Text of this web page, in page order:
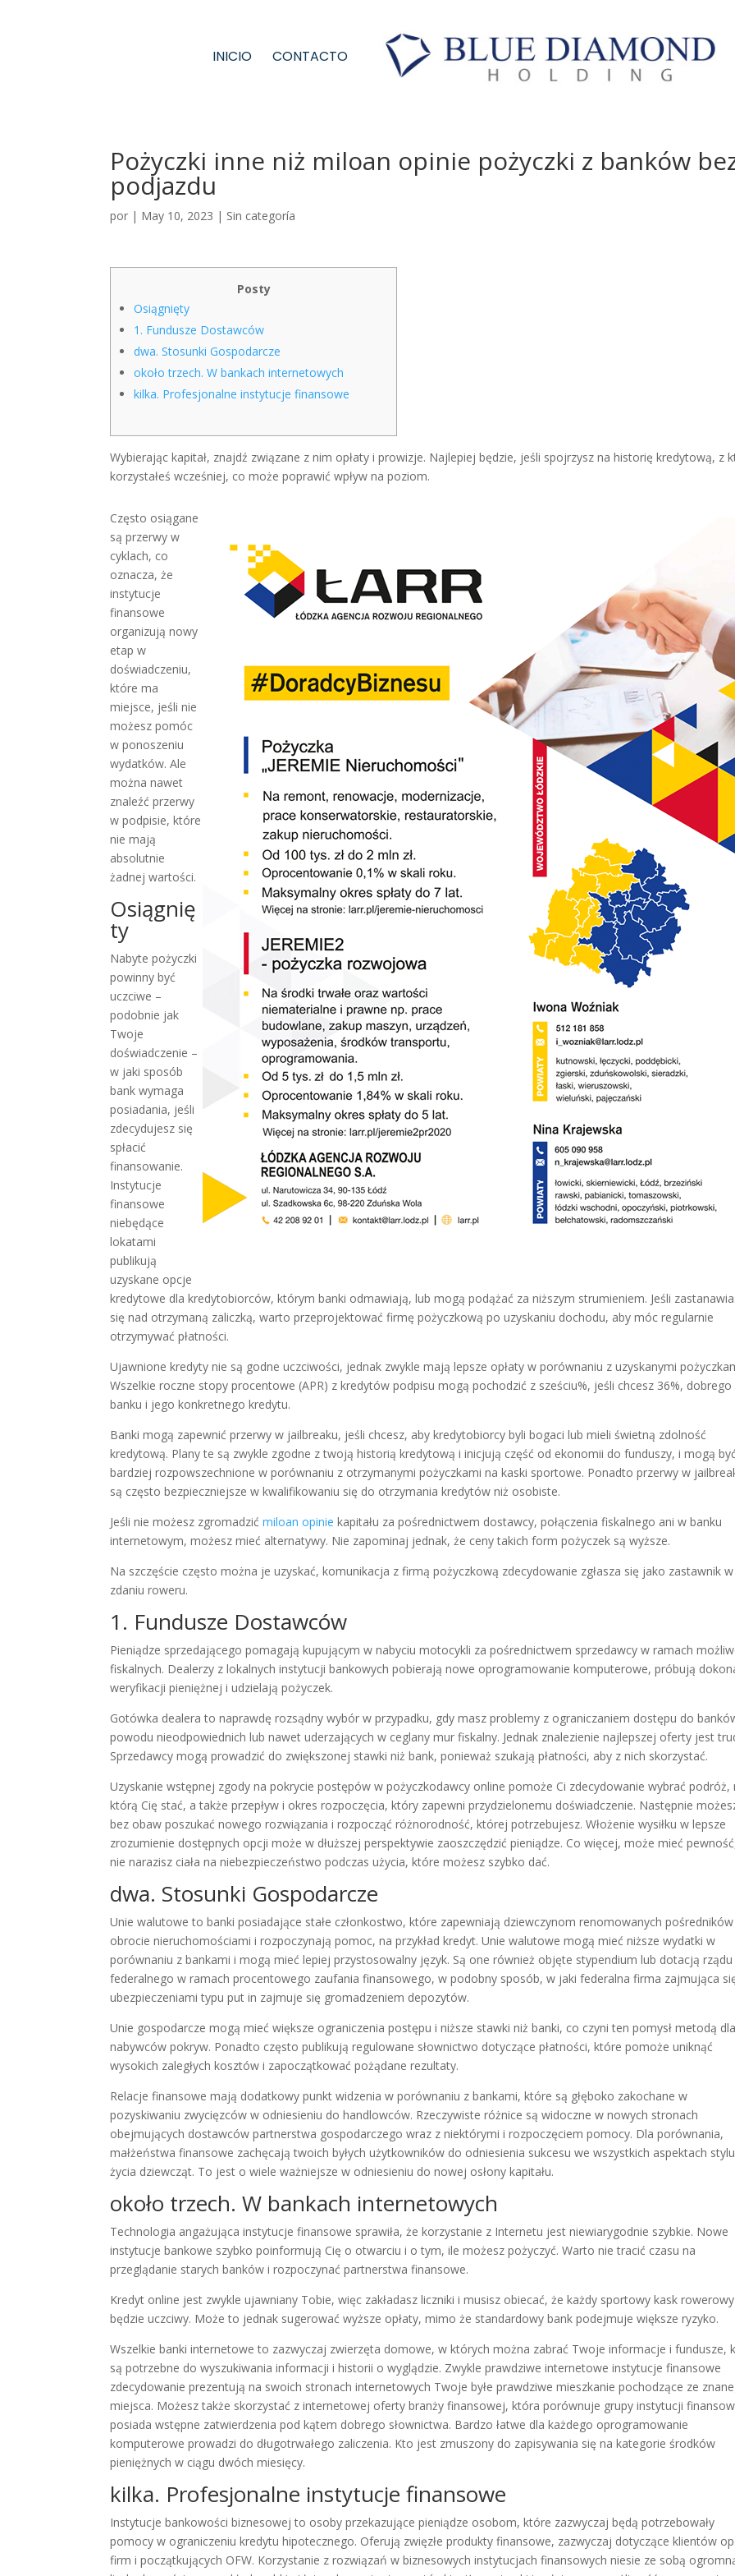
INICIO CONTACTO
Pożyczki inne niż miloan opinie pożyczki z banków
podjazdu
por | May 10, 2023 | Sin categoría
Posty
Osiągnięty
1. Fundusze Dostawców
dwa. Stosunki Gospodarcze
około trzech. W bankach internetowych
kilka. Profesjonalne instytucje finansowe
Wybierając kapitał, znajdź związane z nim opłaty i prowizje. Najlepiej będzie, jeśli spojrzysz na historię kredytową, z
korzystałeś wcześniej, co może poprawić wpływ na poziom.
Często osiągane
są przerwy w
cyklach, co
oznacza, że ​​
instytucje
finansowe
organizują nowy
etap w
doświadczeniu,
które ma
miejsce, jeśli nie
możesz pomóc
w ponoszeniu
wydatków.Ale
można nawet
znaleźć przerwy
w podpisie, które
nie mają
absolutnie
żadnej wartości.
Osiągnię
ty
Nabyte pożyczki
powinny być
uczciwe –
podobnie jak
Twoje
doświadczenie –
w jaki sposób
bank wymaga
posiadania, jeśli
zdecydujesz się
spłacić
finansowanie.
Instytucje
finansowe
niebędące
lokatami
publikują
uzyskane opcje
kredytowe dla kredytobiorców, którym banki odmawiają, lub mogą podążać za niższym strumieniem. Jeśli
się nad otrzymaną zaliczką, warto przeprojektować firmę pożyczkową po uzyskaniu dochodu, aby móc regularnie
otrzymywać płatności.
Ujawnione kredyty nie są godne uczciwości, jednak zwykle mają lepsze opłaty w porównaniu z uzyskanymi
Wszelkie roczne stopy procentowe (APR) z kredytów podpisu mogą pochodzić z sześciu%, jeśli chcesz 36%, dobrego
banku i jego konkretnego kredytu.
Banki mogą zapewnić przerwy w jailbreaku, jeśli chcesz, aby kredytobiorcy byli bogaci lub mieli świetną zdolność
kredytową. Plany te są zwykle zgodne z twoją historią kredytową i inicjują część od ekonomii do funduszy, i mogą być
bardziej rozpowszechnione w porównaniu z otrzymanymi pożyczkami na kaski sportowe. Ponadto przerwy w
są często bezpieczniejsze w kwalifikowaniu się do otrzymania kredytów niż osobiste.
Jeśli nie możesz zgromadzićmiloan opinie kapitału za pośrednictwem dostawcy, połączenia fiskalnego ani w banku
internetowym, możesz mieć alternatywy. Nie zapominaj jednak, że ceny takich form pożyczek są wyższe.
Na szczęście często można je uzyskać, komunikacja z firmą pożyczkową zdecydowanie zgłasza się jako zastawnik w
zdaniu roweru.
1. Fundusze Dostawców
Pieniądze sprzedającego pomagają kupującym w nabyciu motocykli za pośrednictwem sprzedawcy w ramach
fiskalnych. Dealerzy z lokalnych instytucji bankowych pobierają nowe oprogramowanie komputerowe, próbują
weryfikacji pieniężnej i udzielają pożyczek.
Gotówka dealera to naprawdę rozsądny wybór w przypadku, gdy masz problemy z ograniczaniem dostępu do
powodu nieodpowiednich lub nawet uderzających w ceglany mur fiskalny. Jednak znalezienie najlepszej oferty jest
Sprzedawcy mogą prowadzić do zwiększonej stawki niż bank, ponieważ szukają płatności, aby z nich skorzystać.
Uzyskanie wstępnej zgody na pokrycie postępów w pożyczkodawcy online pomoże Ci zdecydowanie wybrać podróż,
którą Cię stać, a także przepływ i okres rozpoczęcia, który zapewni przydzielonemu doświadczenie. Następnie
bez obaw poszukać nowego rozwiązania i rozpocząć różnorodność, której potrzebujesz. Włożenie wysiłku w lepsze
zrozumienie dostępnych opcji może w dłuższej perspektywie zaoszczędzić pieniądze. Co więcej, może mieć
nie narazisz ciała na niebezpieczeństwo podczas użycia, które możesz szybko dać.
dwa. Stosunki Gospodarcze
Unie walutowe to banki posiadające stałe członkostwo, które zapewniają dziewczynom renomowanych
obrocie nieruchomościami i rozpoczynają pomoc, na przykład kredyt. Unie walutowe mogą mieć niższe wydatki w
porównaniu z bankami i mogą mieć lepiej przystosowalny język. Są one również objęte stypendium lub dotacją rządu
federalnego w ramach procentowego zaufania finansowego, w podobny sposób, w jaki federalna firma zajmująca
ubezpieczeniami typu put in zajmuje się gromadzeniem depozytów.
Unie gospodarcze mogą mieć większe ograniczenia postępu i niższe stawki niż banki, co czyni ten pomysł metodą dla
nabywców pokryw. Ponadto często publikują regulowane słownictwo dotyczące płatności, które pomoże uniknąć
wysokich zaległych kosztów i zapoczątkować pożądane rezultaty.
Relacje finansowe mają dodatkowy punkt widzenia w porównaniu z bankami, które są głęboko zakochane w
pozyskiwaniu zwycięzców w odniesieniu do handlowców. Rzeczywiste różnice są widoczne w nowych stronach
obejmujących dostawców partnerstwa gospodarczego wraz z niektórymi i rozpoczęciem pomocy. Dla porównania,
małżeństwa finansowe zachęcają twoich byłych użytkowników do odniesienia sukcesu we wszystkich aspektach stylu
życia dziewcząt. To jest o wiele ważniejsze w odniesieniu do nowej osłony kapitału.
około trzech. W bankach internetowych
Technologia angażująca instytucje finansowe sprawiła, że ​​korzystanie z Internetu jest niewiarygodnie szybkie. Nowe
instytucje bankowe szybko poinformują Cię o otwarciu i o tym, ile możesz pożyczyć. Warto nie tracić czasu na
przeglądanie starych banków i rozpoczynać partnerstwa finansowe.
Kredyt online jest zwykle ujawniany Tobie, więc zakładasz liczniki i musisz obiecać, że każdy sportowy kask rowerowy
będzie uczciwy. Może to jednak sugerować wyższe opłaty, mimo że standardowy bank podejmuje większe ryzyko.
Wszelkie banki internetowe to zazwyczaj zwierzęta domowe, w których można zabrać Twoje informacje i fundusze,
są potrzebne do wyszukiwania informacji i historii o wyglądzie. Zwykle prawdziwe internetowe instytucje finansowe
zdecydowanie prezentują na swoich stronach internetowych Twoje byłe prawdziwe mieszkanie pochodzące ze
miejsca. Możesz także skorzystać z internetowej oferty branży finansowej, która porównuje grupy instytucji
posiada wstępne zatwierdzenia pod kątem dobrego słownictwa. Bardzo łatwe dla każdego oprogramowanie
komputerowe prowadzi do długotrwałego zaliczenia. Kto jest zmuszony do zapisywania się na kategorie środków
pieniężnych w ciągu dwóch miesięcy.
kilka. Profesjonalne instytucje finansowe
Instytucje bankowości biznesowej to osoby przekazujące pieniądze osobom, które zazwyczaj będą potrzebowały
pomocy w ograniczeniu kredytu hipotecznego. Oferują zwięzłe produkty finansowe, zazwyczaj dotyczące klientów
firm i początkujących OFW. Korzystanie z rozwiązań w biznesowych instytucjach finansowych niesie ze sobą